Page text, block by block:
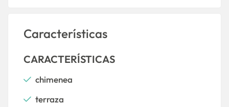
Características
CARACTERÍSTICAS
chimenea
terraza